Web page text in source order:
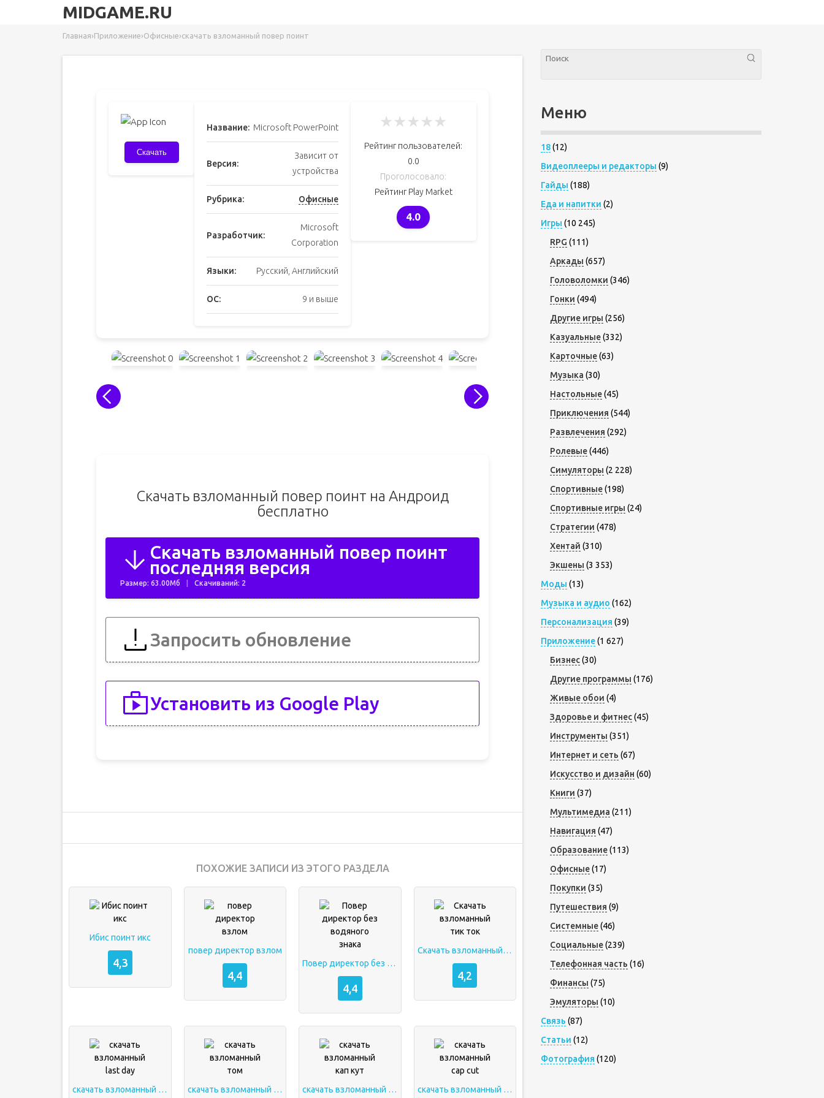
MIDGAME.RU
Главная›Приложение›Офисные›скачать взломанный повер поинт
Скачать
Название: Microsoft PowerPoint
Версия:
Зависит от
устройства
Рубрика: Офисные
Разработчик:
Microsoft
Corporation
Языки: Русский, Английский
ОС: 9 и выше
★★★★★
Рейтинг пользователей:
0.0
Проголосовало:
Рейтинг Play Market
4.0
Скачать взломанный повер поинт на Андроид
бесплатно
Скачать взломанный повер поинт
последняя версия
Размер: 63.00Мб Скачиваний: 2
Запросить обновление
Установить из Google Play
ПОХОЖИЕ ЗАПИСИ ИЗ ЭТОГО РАЗДЕЛА
Ибис поинт икс
4,3
повер директор взлом
4,4
Повер директор без водяного знака
4,4
Скачать взломанный тик ток
4,2
скачать взломанный last day скачать взломанный том скачать взломанный кап кут скачать взломанный cap cut
Меню
18(12)
Видеоплееры и редакторы (9)
Гайды (188)
Еда и напитки (2)
Игры (10 245)
RPG (111)
Аркады (657)
Головоломки (346)
Гонки (494)
Другие игры (256)
Казуальные(332)
Карточные(63)
Музыка (30)
Настольные(45)
Приключения (544)
Развлечения (292)
Ролевые(446)
Симуляторы (2 228)
Спортивные(198)
Спортивные игры (24)
Стратегии (478)
Хентай (310)
Экшены (3 353)
Моды (13)
Музыка и аудио (162)
Персонализация (39)
Приложение(1 627)
Бизнес(30)
Другие программы (176)
Живые обои (4)
Здоровье и фитнес(45)
Инструменты (351)
Интернет и сеть (67)
Искусство и дизайн (60)
Книги (37)
Мультимедиа (211)
Навигация (47)
Образование(113)
Офисные(17)
Покупки (35)
Путешествия (9)
Системные(46)
Социальные(239)
Телефонная часть (16)
Финансы (75)
Эмуляторы (10)
Связь (87)
Статьи (12)
Фотография (120)